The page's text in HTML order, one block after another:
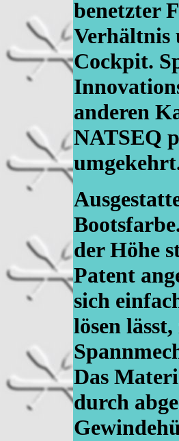
benetzter
Verhältnis
Cockpit.
anderen
NATSEQ
der Höhe
Patent
sich
lösen
Das
durch